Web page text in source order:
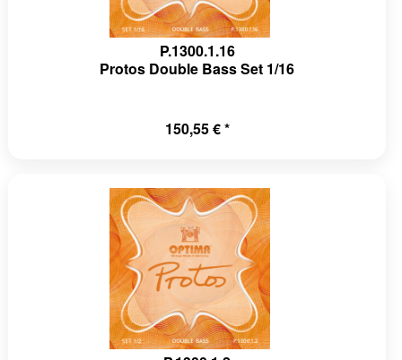
P.1300.1.16
Protos Double Bass Set 1/16
150,55 € *